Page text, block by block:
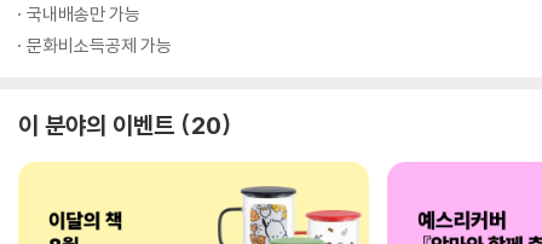
국내배송만 가능
문화비소득공제 가능
이 분야의 이벤트 20